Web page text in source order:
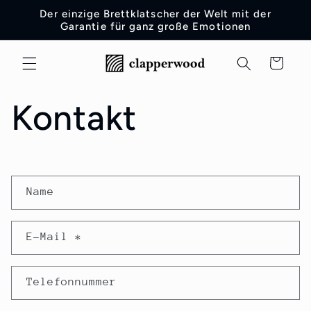
zum
Inhalt
Der einzige Brettklatscher der Welt mit der
Garantie für ganz große Emotionen
Warenkorb
Kontakt
o
n
t
a
Name
E-Mail*
Telefonnummer